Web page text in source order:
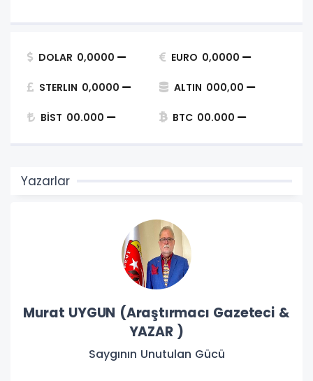
DOLAR 0,0000 EURO 0,0000
STERLIN 0,0000 ALTIN 000,00
BİST 00.000 BTC 00.000
Yazarlar
Zeki BAŞTÜRK (Emekli Milli Eğitim
Müdürü)
ŞARKI SÖYLEMEYEN HALK HASTADIR.